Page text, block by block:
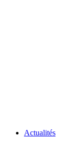
Actualités